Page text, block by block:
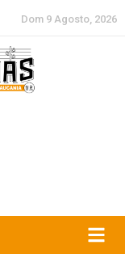
Dom 9 Agosto, 2026